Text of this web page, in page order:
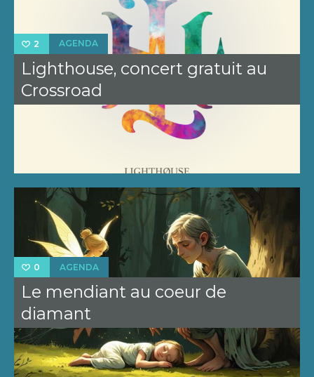
2 AGENDA
Lighthouse, concert gratuit au
Crossroad
0 AGENDA
Le mendiant au coeur de
diamant